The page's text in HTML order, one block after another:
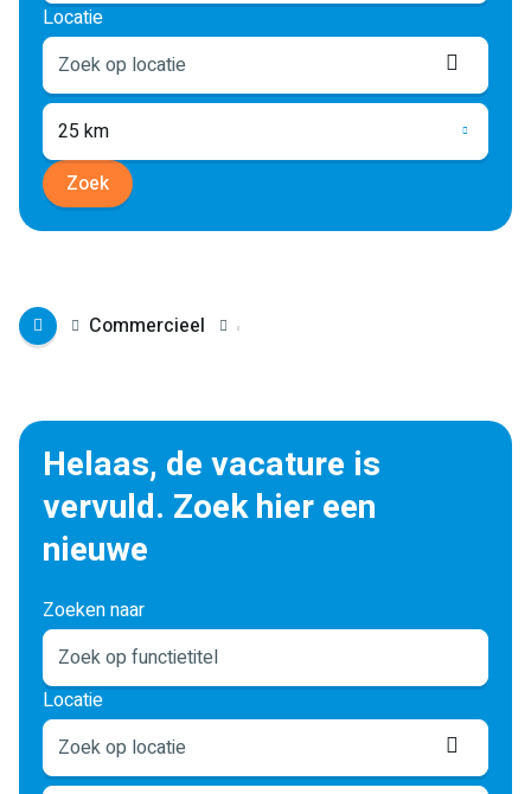
Locatie
25 km
Zoek
Commercieel
Helaas, de vacature is
vervuld. Zoek hier een
nieuwe
Zoeken naar
Locatie